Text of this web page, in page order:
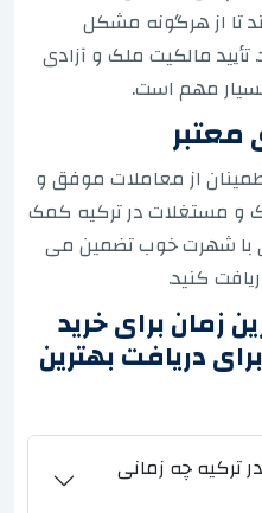
تا از هرگونه مشکل
تأیید مالکیت ملک و آزادی
مهم است.
معتبر
از معاملات موفق و
و مستغلات در ترکیه کمک
با شهرت خوب تضمین می
کنید.
زمان برای خرید
دریافت بهترین
ترکیه چه زمانی